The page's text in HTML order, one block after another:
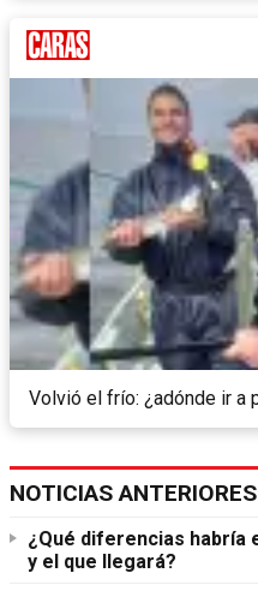
Volvió el frío: ¿adónde ir a
NOTICIAS
¿Qué diferencias habría
y el que llegará?